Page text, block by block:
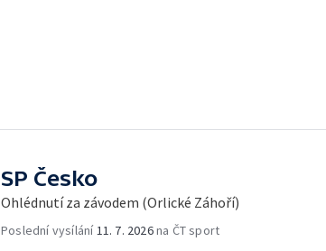
SP Česko
Ohlédnutí za závodem (Orlické Záhoří)
Poslední vysílání11. 7. 2026na ČT sport